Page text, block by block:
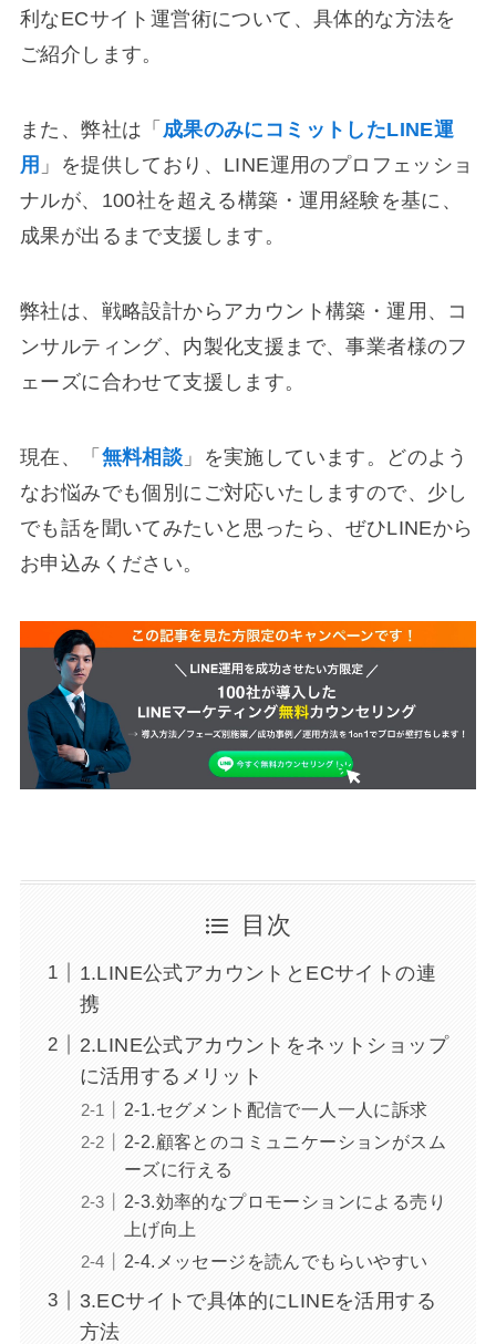
利なECサイト運営術について、具体的な方法を
ご紹介します。
また、弊社は「 成果のみにコミットしたLINE運
用 」を提供しており、LINE運用のプロフェッショ
ナルが、100社を超える構築・運用経験を基に、
成果が出るまで支援します。
弊社は、戦略設計からアカウント構築・運用、コ
ンサルティング、内製化支援まで、事業者様のフ
ェーズに合わせて支援します。
現在、「 無料相談 」を実施しています。どのよう
なお悩みでも個別にご対応いたしますので、少し
でも話を聞いてみたいと思ったら、ぜひLINEから
お申込みください。
目次
1.LINE公式アカウントとECサイトの連
携
2.LINE公式アカウントをネットショップ
に活用するメリット
2-1.セグメント配信で一人一人に訴求
2-2.顧客とのコミュニケーションがスム
ーズに行える
2-3.効率的なプロモーションによる売り
上げ向上
2-4.メッセージを読んでもらいやすい
3.ECサイトで具体的にLINEを活用する
方法